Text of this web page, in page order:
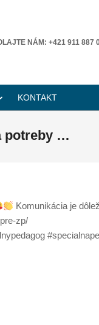
NÁM: +421 911 887
KONTAKT
potreby …
Komunikácia je
zp/